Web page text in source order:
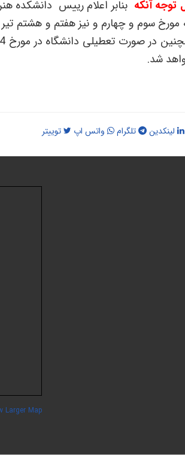
توجه آنکه بنابر اعلام رییس دانشکده
شد.
لینکدین تلگرام واتس اپ توییتر
Larger Map